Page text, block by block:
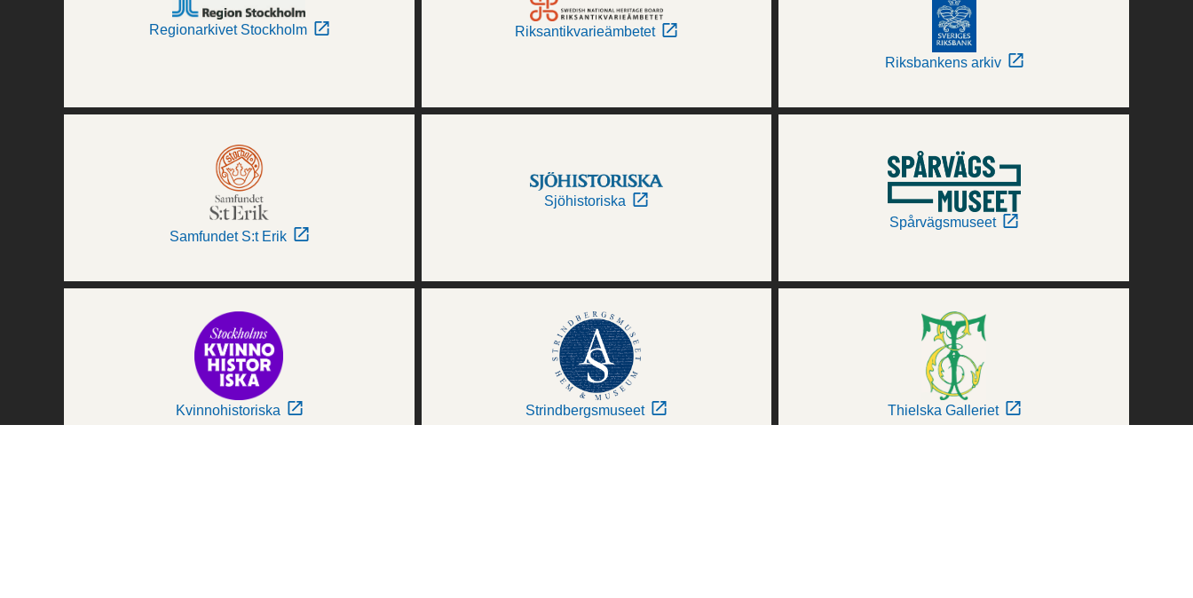
Regionarkivet Stockholm Riksantikvarieämbetet
Riksbankens arkiv
Samfundet S:t Erik
Sjöhistoriska
Spårvägsmuseet
Kvinnohistoriska Strindbergsmuseet Thielska Galleriet